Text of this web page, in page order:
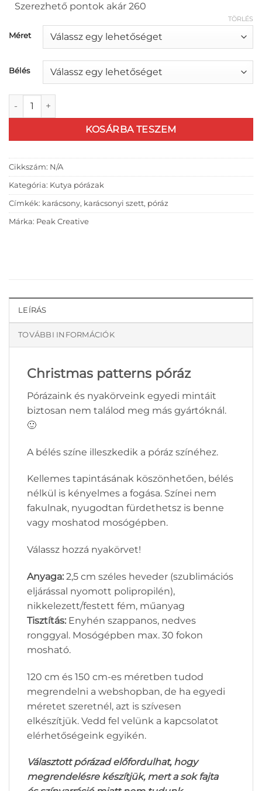
990 Ft
5
190 Ft
Szerezhető pontok akár 260
Méret
Bélés
TÖRLÉS
Christmas patterns póráz mennyiség
KOSÁRBA TESZEM
Cikkszám: N/A
Kategória: Kutya pórázak
Címkék: karácsony, karácsonyi szett, póráz
Márka: Peak Creative
LEÍRÁS
TOVÁBBI INFORMÁCIÓK
Christmas patterns póráz
Pórázaink és nyakörveink egyedi mintáit
biztosan nem találod meg más gyártóknál.
🙂
A bélés színe illeszkedik a póráz színéhez.
Kellemes tapintásának köszönhetően, bélés
nélkül is kényelmes a fogása. Színei nem
fakulnak, nyugodtan fürdethetsz is benne
vagy moshatod mosógépben.
Válassz hozzá nyakörvet!
Anyaga: 2,5 cm széles heveder (szublimációs
eljárással nyomott polipropilén),
nikkelezett/festett fém, műanyag
Tisztítás: Enyhén szappanos, nedves
ronggyal. Mosógépben max. 30 fokon
mosható.
120 cm és 150 cm-es méretben tudod
megrendelni a webshopban, de ha egyedi
méretet szeretnél, azt is szívesen
elkészítjük. Vedd fel velünk a kapcsolatot
elérhetőségeink egyikén.
Választott pórázad előfordulhat, hogy
megrendelésre készítjük, mert a sok fajta